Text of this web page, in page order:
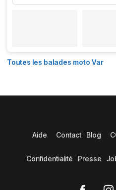
Toutes les balades moto Var
Aide Contact Blog
Confidentialité Presse